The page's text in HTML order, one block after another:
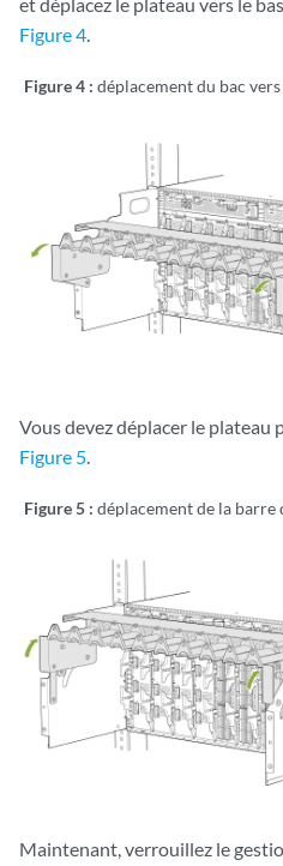
et déplacez le plateau vers le
Figure 4.
Figure 4 : déplacement du bac vers
Vous devez déplacer le plateau
Figure 5.
Figure 5 : déplacement de la barre
Maintenant, verrouillez le